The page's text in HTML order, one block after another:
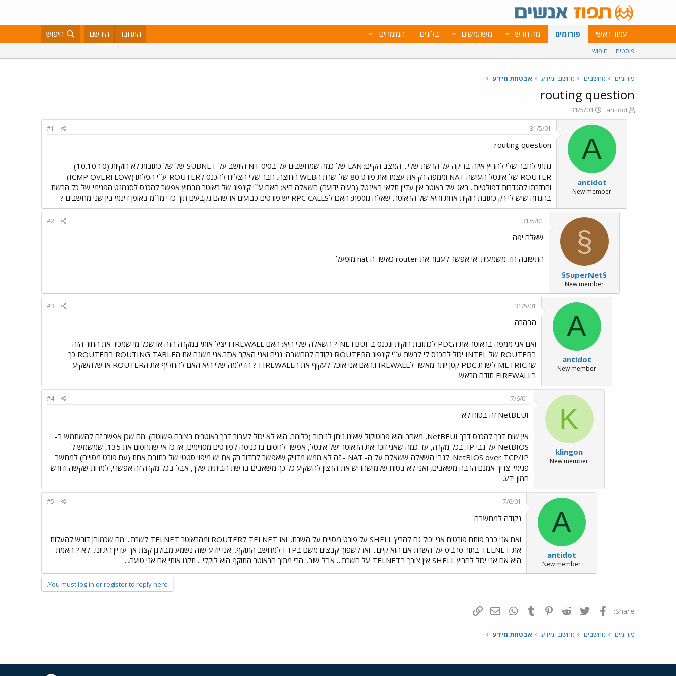
עמוד ראשי פורומים מה חדש משתמשים בלוגים המומחים התחבר הירשם חיפוש
פוסטים חיפוש
פורומים מחשבים מחשוב ומידע אבטחת מידע
routing question
פ
ו
antidot
פ
ו
ר
ם
ב
א
ר
י
31/5/01
A
antidot
New member
31/5/01
#1
routing question
נתתי לחבר שלי להריץ איזה בדיקה על הרשת שלי... המצב הקיים: LAN של כמה שמחשבים על בסיס NT היושב על SUBNET של של כתובות לא חוקיות (10.10.10) .
ROUTER של אינטל העושה NAT וממפה רק את עצמו ואת פורט 80 של שרת הWEB החוצה. חבר שלי הצליח להכנס לROUTER ע``י הפלתו (ICMP OVERFLOW)
והחזרתו להגדרות דפולטיות.. באג של ראוטר אין עדיין תלאי באינטל (בעיה ידועה) השאלה היא: האם ע``י קינפוג של ראוטר מבחוץ אפשר להכנס לסגמנט הפנימי של כל הרשת
בהנחה שיש לי רק כתובת חוקית אחת והיא של הראוטר. שאלה נוספת: האם לRPC CALLS יש פורטים כבועים או שהם נקבעים תוך כדי מו``מ באופן דינמי בין שני מחשבים ?
§
§SuperNet§
New member
31/5/01
#2
שאלה יפה
התשובה חד משמעית. אי אפשר לעבור את router כאשר ה nat מופעל
A
antidot
New member
31/5/01
#3
הבהרה
ואם אני ממפה בראוטר את הPDC לכתובת חוקית ונכנס ב-NETBUI ? השאלה שלי היא: האם FIREWALL יציל אותי במקרה הזה או שכל מי שמכיר את החור הזה
בROUTER של INTEL יכול להכנס לי לרשת ע``י קינפוג הROUTER נקודה למחשבה: נניח ואני האקר אכזר.אני משנה את הROUTING TABLE בROUTER כך
שהMETRIC לשרת PDC קטן יותר מאשר לFIREWALL.האם אני אוכל לעקוף את הFIREWALL ? הדילמה שלי היא האם להחליף את הROUTER או שלהשקיע
בFIREWALL תודה מראש
K
klingon
New member
7/6/01
#4
NetBEUI זה בטוח לא
אין שום דרך להכנס דרך NetBEUI, מאחר והוא פרוטוקול שאינו ניתן לניתוב (כלומר, הוא לא יכול לעבור דרך ראוטרים בצורה פשוטה). מה שכן אפשר זה להשתמש ב-
NetBIOS על גבי IP. בכל מקרה, עד כמה שאני זוכר את הראוטר של אינטל, אפשר לחסום בו כניסה לפורטים מסויימים, אז כדאי שתחסום את 135, שמשמש ל -
NetBIOS over TCP/IP. לגבי השאלה ששאלת על ה- NAT - זה לא ממש מדוייק שאפשר לחדור רק אם יש מיפוי סטטי של כתובת אחת (עם פורט מסויים) למחשב
פנימי. צריך אמנם הרבה משאבים, ואני לא בטוח שלמישהו יש את הרצון להשקיע כל כך משאבים ברשת הביתית שלך, אבל בכל מקרה זה אפשרי, למרות שקשה ודורש
המון ידע.
A
antidot
New member
7/6/01
#5
נקודה למחשבה
ואם אני כבר פותח פורטים אני יכול גם להריץ SHELL על פורט מסויים על השרת.. ואז TELNET לROUTER ומהראוטר TELNET לשרת... מה שכמובן דורש להעלות
את TELNET בתור סרביס על השרת אם הוא קיים... ואז לשפוך קבצים משם בFTP למחשב התוקף.. אני יודע שזה נשמע מבולגן קצת אך עדיין היגיוני.. לא ? האמת
היא אם אני יכול להריץ SHELL אין צורך בTELNET על השרת... אבל שוב.. הרי מתוך הראוטר התוקף הוא לוקלי .. תקנו אותי אם אני טועה...
You must log in or register to reply here.
Share: פייסבוק Twitter
Reddit
Pinterest
Tumblr
WhatsAppדואר אלקטרוני
פורומים מחשבים מחשוב ומידע אבטחת מידע